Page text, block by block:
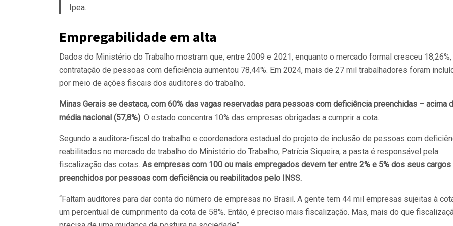
Ipea.
Empregabilidade em alta
Dados do Ministério do Trabalho mostram que, entre 2009 e 2021, enquanto o mercado formal cresceu 18,26%,
contratação de pessoas com deficiência aumentou 78,44%. Em 2024, mais de 27 mil trabalhadores foram
por meio de ações fiscais dos auditores do trabalho.
Minas Gerais se destaca, com 60% das vagas reservadas para pessoas com deficiência preenchidas – acima
média nacional (57,8%). O estado concentra 10% das empresas obrigadas a cumprir a cota.
Segundo a auditora-fiscal do trabalho e coordenadora estadual do projeto de inclusão de pessoas com
reabilitados no mercado de trabalho do Ministério do Trabalho, Patrícia Siqueira, a pasta é responsável pela
fiscalização das cotas. As empresas com 100 ou mais empregados devem ter entre 2% e 5% dos seus cargos
preenchidos por pessoas com deficiência ou reabilitados pelo INSS.
“Faltam auditores para dar conta do número de empresas no Brasil. A gente tem 44 mil empresas sujeitas à
um percentual de cumprimento da cota de 58%. Então, é preciso mais fiscalização. Mas, mais do que